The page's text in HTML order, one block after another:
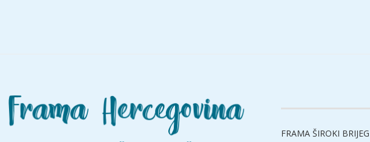
FRAMA ŠIROKI BRIJEG